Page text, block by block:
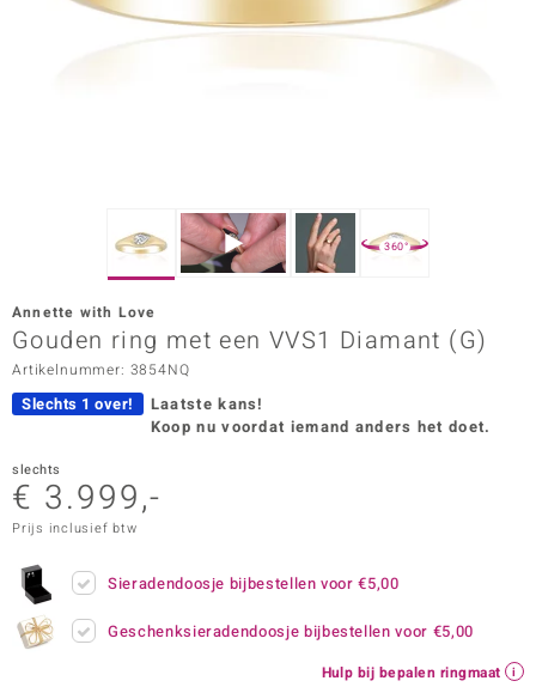
Vogue
in Italy
Paraíso
360°
Annette with Love
Gouden ring met een VVS1 Diamant (G)
Artikelnummer: 3854NQ
Slechts 1 over!
Laatste kans!
Koop nu voordat iemand anders het doet.
slechts
€ 3.999,-
Prijs inclusief btw
Sieradendoosje bijbestellen voor€5,00
Geschenksieradendoosje bijbestellen voor €5,00
Hulp bij bepalen ringmaat